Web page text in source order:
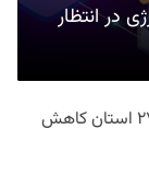
در انتظار
گزارش شاپرک: تعداد تراکنش‌های تیر ماه در ۲۷ استان‌ کاهش